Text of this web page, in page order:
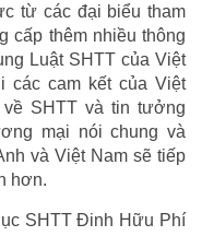
từ các đại biểu tham
cấp thêm nhiều thông
Luật SHTT của Việt
các cam kết của Việt
SHTT và tin tưởng
mại nói chung và
và Việt Nam sẽ tiếp
hơn.
SHTT Đinh Hữu Phí